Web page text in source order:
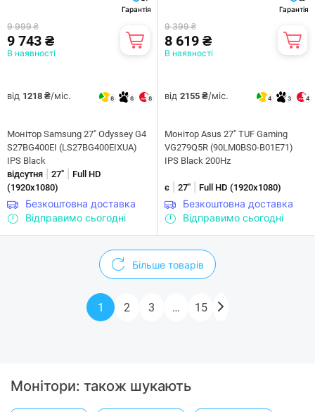
Гарантія
9 999 ₴
9 743 ₴
В наявності
від 1218 ₴/міс. 8 6 8
Монiтор Samsung 27" Odyssey G4
S27BG400EI (LS27BG400EIXUA)
IPS Black
відсутня
27"
Full HD
(1920x1080)
Безкоштовна доставка
Відправимо сьогодні
Гарантія
9 399 ₴
8 619 ₴
В наявності
від 2155 ₴/міс. 4 3 4
Монітор Asus 27" TUF Gaming
VG279Q5R (90LM0BS0-B01E71)
IPS Black 200Hz
є 27" Full HD (1920x1080)
Безкоштовна доставка
Відправимо сьогодні
Більше товарів
1 2 3 … 15
Монітори: також шукають